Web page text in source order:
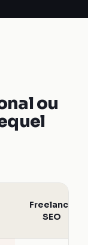
ou
Freelance
SEO